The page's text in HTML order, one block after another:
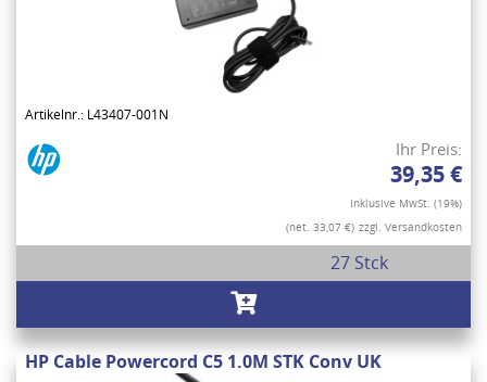
Artikelnr.: L43407-001N
Ihr Preis:
39,35 €
Inklusive MwSt. (19%)
(net. 33,07 €) zzgl. Versandkosten
27 Stck
HP Cable Powercord C5 1.0M STK Conv UK